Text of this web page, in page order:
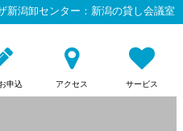
新潟卸センター：新潟の貸し会議室
申込 アクセス サービス